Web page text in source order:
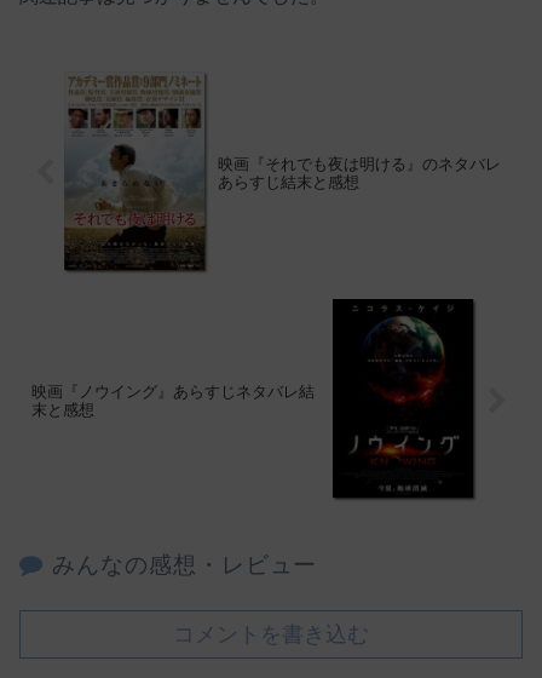
映画『それでも夜は明ける』のネタバレ
あらすじ結末と感想
映画『ノウイング』あらすじネタバレ結
末と感想
みんなの感想・レビュー
コメントを書き込む